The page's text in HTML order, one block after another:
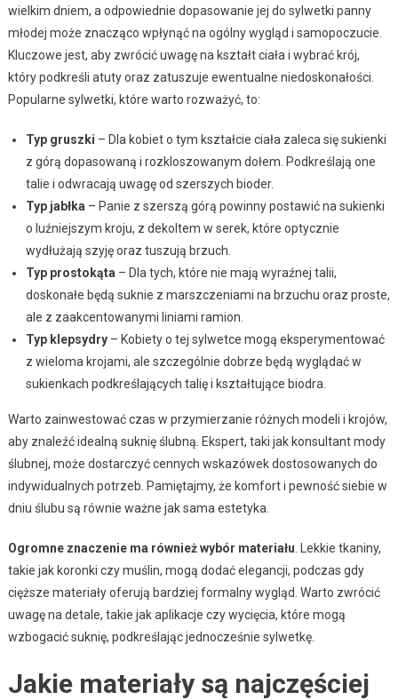
wielkim dniem, a odpowiednie dopasowanie jej do sylwetki panny
młodej może znacząco wpłynąć na ogólny wygląd i samopoczucie.
Kluczowe jest, aby zwrócić uwagę na kształt ciała i wybrać krój,
który podkreśli atuty oraz zatuszuje ewentualne niedoskonałości.
Popularne sylwetki, które warto rozważyć, to:
Typ gruszki – Dla kobiet o tym kształcie ciała zaleca się sukienki
z górą dopasowaną i rozkloszowanym dołem. Podkreślają one
talie i odwracają uwagę od szerszych bioder.
Typ jabłka – Panie z szerszą górą powinny postawić na sukienki
o luźniejszym kroju, z dekoltem w serek, które optycznie
wydłużają szyję oraz tuszują brzuch.
Typ prostokąta – Dla tych, które nie mają wyraźnej talii,
doskonałe będą suknie z marszczeniami na brzuchu oraz proste,
ale z zaakcentowanymi liniami ramion.
Typ klepsydry– Kobiety o tej sylwetce mogą eksperymentować
z wieloma krojami, ale szczególnie dobrze będą wyglądać w
sukienkach podkreślających talię i kształtujące biodra.
Warto zainwestować czas w przymierzanie różnych modeli i krojów,
aby znaleźć idealną suknię ślubną. Ekspert, taki jak konsultant mody
ślubnej, może dostarczyć cennych wskazówek dostosowanych do
indywidualnych potrzeb. Pamiętajmy, że komfort i pewność siebie w
dniu ślubu są równie ważne jak sama estetyka.
Ogromne znaczenie ma również wybór materiału . Lekkie tkaniny,
takie jak koronki czy muślin, mogą dodać elegancji, podczas gdy
cięższe materiały oferują bardziej formalny wygląd. Warto zwrócić
uwagę na detale, takie jak aplikacje czy wycięcia, które mogą
wzbogacić suknię, podkreślając jednocześnie sylwetkę.
Jakie materiały są najczęściej